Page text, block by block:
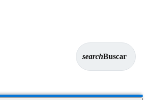
searchBuscar